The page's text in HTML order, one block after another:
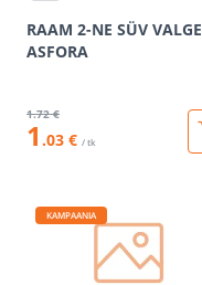
RAAM 2-NE SÜV VALGE
ASFORA
1.72 €
1 .03 € / tk
KAMPAANIA